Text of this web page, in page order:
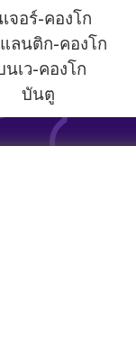
เจอร์-คองโก
ลนติก-คองโก
นเว-คองโก
บันตู